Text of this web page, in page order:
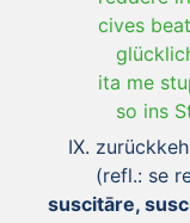
cives
ita me
so ins
(refl.: se
suscitāre,